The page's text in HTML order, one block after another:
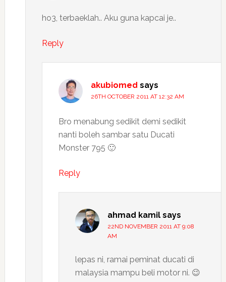
ho3, terbaeklah.. Aku guna kapcai je..
Reply
akubiomed says
26TH OCTOBER 2011 AT 12:32 AM
Bro menabung sedikit demi sedikit
nanti boleh sambar satu Ducati
Monster 795 🙂
Reply
ahmad kamil says
22ND NOVEMBER 2011 AT 9:08
AM
lepas ni, ramai peminat ducati di
malaysia mampu beli motor ni. 😉